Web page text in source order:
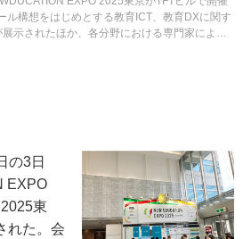
ル構想をはじめとする教育ICT、教育DXに関す
示されたほか、各分野における専門家による
の3日
EXPO
東
れた。会